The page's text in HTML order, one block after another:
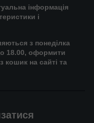
інформація
і
з понеділка
18.00, оформити
кошик на сайті та